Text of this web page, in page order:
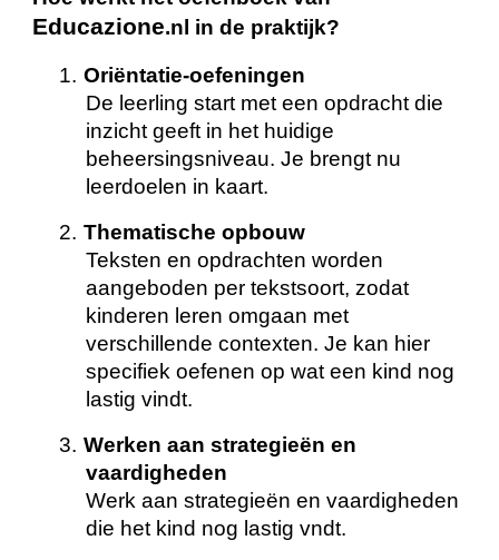
Educazione.nl in de praktijk?
1. Oriëntatie-oefeningen
De leerling start met een opdracht die
inzicht geeft in het huidige
beheersingsniveau. Je brengt nu
leerdoelen in kaart.
2. Thematische opbouw
Teksten en opdrachten worden
aangeboden per tekstsoort, zodat
kinderen leren omgaan met
verschillende contexten. Je kan hier
specifiek oefenen op wat een kind nog
lastig vindt.
3. Werken aan strategieën en
vaardigheden
Werk aan strategieën en vaardigheden
die het kind nog lastig vndt.